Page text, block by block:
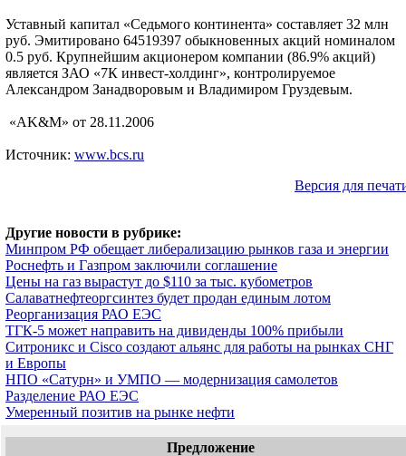
Уставный капитал «Седьмого континента» составляет 32 млн
руб. Эмитировано 64519397 обыкновенных акций номиналом
0.5 руб. Крупнейшим акционером компании (86.9% акций)
является ЗАО «7К инвест-холдинг», контролируемое
Александром Занадворовым и Владимиром Груздевым.
«AK&M» от 28.11.2006
Источник: www.bcs.ru
Версия для
Другие новости в рубрике:
Минпром РФ обещает либерализацию рынков газа и энергии
Роснефть и Газпром заключили соглашение
Цены на газ вырастут до $110 за тыс. кубометров
Салаватнефтеоргсинтез будет продан единым лотом
Реорганизация РАО ЕЭС
ТГК-5 может направить на дивиденды 100% прибыли
Ситроникс и Cisco создают альянс для работы на рынках СНГ
и Европы
НПО «Сатурн» и УМПО — модернизация самолетов
Разделение РАО ЕЭС
Умеренный позитив на рынке нефти
Предложение